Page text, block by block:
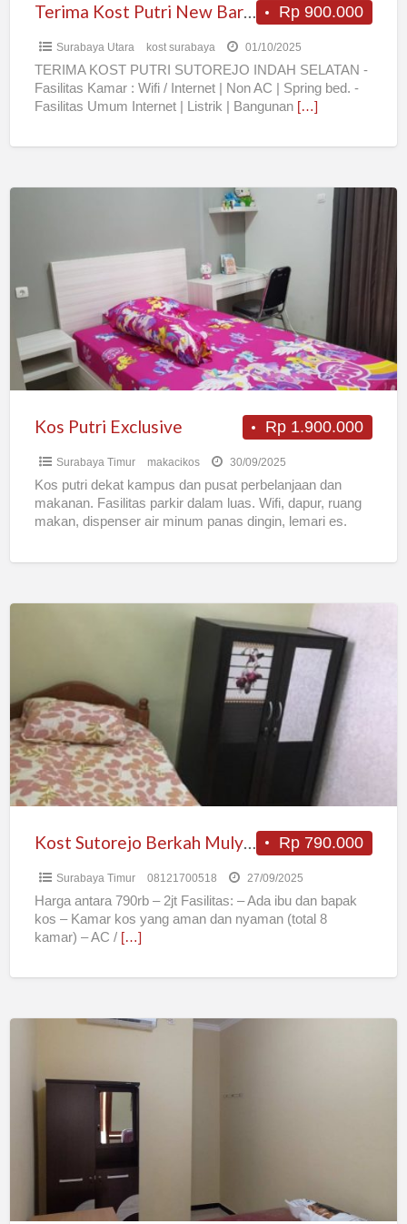
Rp 900.000
Terima Kost Putri New Baru WIFI
Surabaya Utara kost surabaya 01/10/2025
TERIMA KOST PUTRI SUTOREJO INDAH SELATAN -
Fasilitas Kamar : Wifi / Internet | Non AC | Spring bed. -
Fasilitas Umum Internet | Listrik | Bangunan […]
Rp 1.900.000
Kos Putri Exclusive
Surabaya Timur makacikos 30/09/2025
Kos putri dekat kampus dan pusat perbelanjaan dan
makanan. Fasilitas parkir dalam luas. Wifi, dapur, ruang
makan, dispenser air minum panas dingin, lemari es.
Mulyorejo
Surabaya
Rp 790.000
Kost Sutorejo Berkah Mulyorejo Surabaya
Surabaya Timur 08121700518 27/09/2025
Harga antara 790rb – 2jt Fasilitas: – Ada ibu dan bapak
kos – Kamar kos yang aman dan nyaman (total 8
kamar) – AC / […]
KARUNIA